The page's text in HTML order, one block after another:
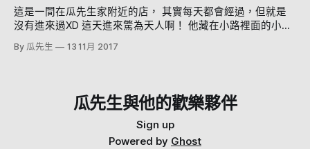
這是一間在瓜先生家附近的店， 其實每天都會經過，但就是
沒有進來過XD 這天進來驚為天人啊！ 他藏在小路裡面的小巷
子裡，如果你沒彎進來絕對不知道 但是看這外觀就是不一樣
啊，霸氣外露 感覺就是有設計過的店面，溫暖的氛圍明亮的
目前看過最有感覺的麵包店設計了 但是設計是一回事，麵包
好不好吃就是重點了 他有賣這個很可愛的小麵包 本來以為大
概就是甜甜圈的感覺，回家咬下去才發現 裡面還有卡士達
醬!!!! 而且層次很豐富，不會死甜 其他的麵包種類也非常多，
By 瓜先生 13 11月 2017
瓜先生與他的歡樂夥伴
Sign up
Powered by Ghost